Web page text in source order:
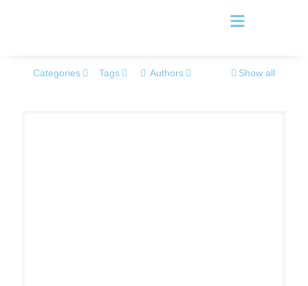
Categories Tags Authors Show all